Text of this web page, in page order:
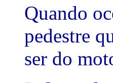
Quando
pedestre
ser do